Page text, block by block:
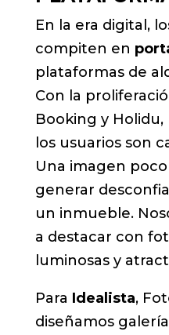
En la era digital,
compiten en
plataformas de
Con la
Booking y
los usuarios son
Una imagen
generar
un inmueble.
a destacar con
luminosas y
Para Idealista,
diseñamos